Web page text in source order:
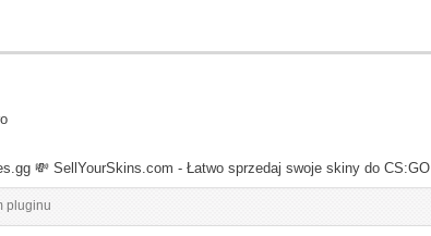
💸 SellYourSkins.com - Łatwo sprzedaj swoje skiny do CS:GO
pluginu